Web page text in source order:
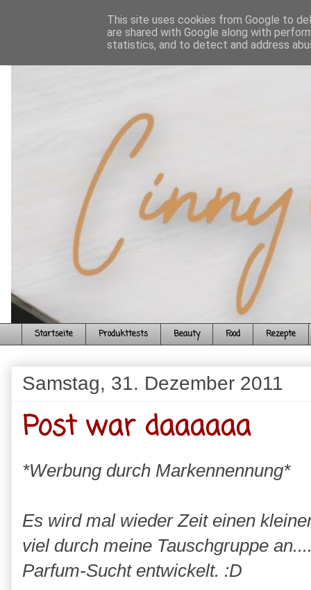
Startseite Produkttests Beauty Food Rezepte
Samstag, 31. Dezember 2011
Post war daaaaaa
*Werbung durch Markennennung*
Es wird mal wieder Zeit einen
viel durch meine Tauschgruppe
Parfum-Sucht entwickelt. :D
This site uses cookies from Google to
are shared with Google along with
statistics, and to detect and address